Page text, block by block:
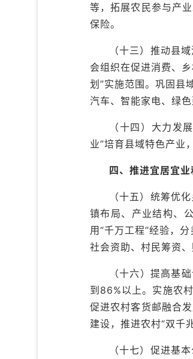
等，拓展农民参与产
保险。
（十三）推动县
会组织在促进消费、
划”实施范围。巩固县
汽车、智能家电、绿色
（十四）大力发
业”培育县域特色产业
四、推进宜居宜
（十五）统筹优
镇布局、产业结构、
用“千万工程”经验，
社会资助、村民筹资
（十六）提高基
到86%以上。实施农
促进农村客货邮融合
建设，推进农村“双千
（十七）促进基